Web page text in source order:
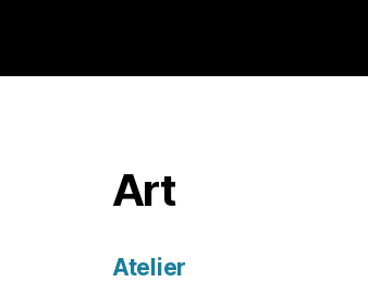
Art
Atelier